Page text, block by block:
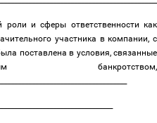
и сферы ответственности как
участника в компании, с
поставлена в условия, связанные
банкротством,